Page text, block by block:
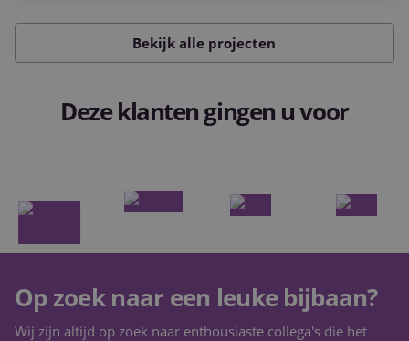
Bekijk alle projecten
Deze klanten gingen u voor
Op zoek naar een leuke bijbaan?
Wij zijn altijd op zoek naar enthousiaste collega's die het